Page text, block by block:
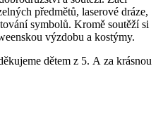
předmětů, laserové dráze,
symbolů. Kromě soutěží si
výzdobu a kostýmy.
dětem z 5. A za krásnou